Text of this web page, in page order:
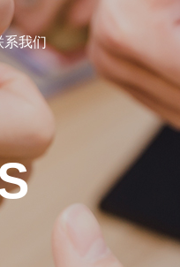
系我们